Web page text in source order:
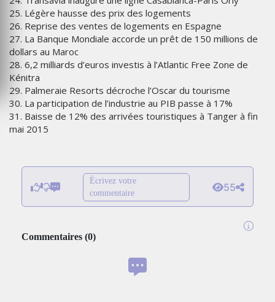
25. Légère hausse des prix des logements
26. Reprise des ventes de logements en Espagne
27. La Banque Mondiale accorde un prêt de 150 millions de
dollars au Maroc
28. 6,2 milliards d’euros investis à l’Atlantic Free Zone de
Kénitra
29. Palmeraie Resorts décroche l’Oscar du tourisme
30. La participation de l’industrie au PIB passe à 17%
31. Baisse de 12% des arrivées touristiques à Tanger à fin
mai 2015
Écrivez votre
commentaire
55
Commentaires (0)